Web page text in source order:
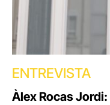
ENTREVISTA
Àlex Rocas